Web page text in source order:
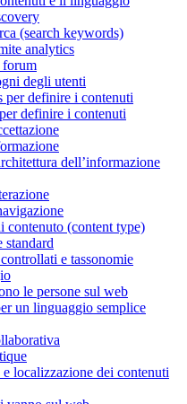
(search keywords)
analytics
forum
degli utenti
per definire i contenuti
definire i contenuti
dell’informazione
contenuto (content type)
standard
e tassonomie
le persone sul web
un linguaggio semplice
localizzazione dei contenuti